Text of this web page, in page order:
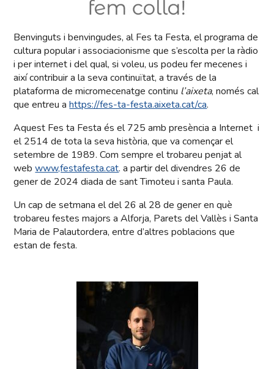
Benvinguts i benvingudes, al Fes ta Festa, el programa de
cultura popular i associacionisme que s’escolta per la ràdio
i per internet i del qual, si voleu, us podeu fer mecenes i
així contribuir a la seva continuïtat, a través de la
plataforma de micromecenatge continu l’aixeta, només cal
que entreu ahttps://fes-ta-festa.aixeta.cat/ca.
Aquest Fes ta Festa és el 725 amb presència a Internet i
el 2514 de tota la seva història, que va començar el
setembre de 1989. Com sempre el trobareu penjat al
webwww,festafesta.cat. a partir del divendres 26 de
gener de 2024 diada de sant Timoteu i santa Paula.
Un cap de setmana el del 26 al 28 de gener en què
trobareu festes majors a Alforja, Parets del Vallès i Santa
Maria de Palautordera, entre d’altres poblacions que
estan de festa.